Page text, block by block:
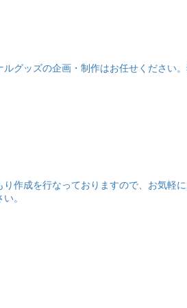
グッズの企画・制作はお任せください
作成を行なっておりますので、お気軽に
。